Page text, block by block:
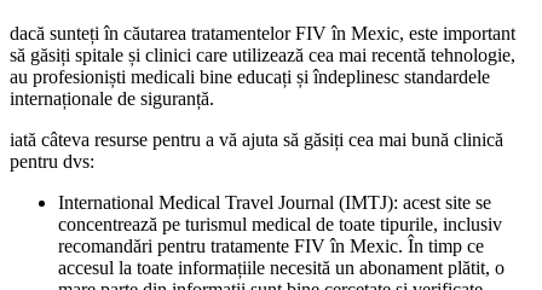
dacă sunteți în căutarea tratamentelor FIV în Mexic, este important
să găsiți spitale și clinici care utilizează cea mai recentă tehnologie,
au profesioniști medicali bine educați și îndeplinesc standardele
internaționale de siguranță.
iată câteva resurse pentru a vă ajuta să găsiți cea mai bună clinică
pentru dvs:
International Medical Travel Journal (IMTJ): acest site se
concentrează pe turismul medical de toate tipurile, inclusiv
recomandări pentru tratamente FIV în Mexic. În timp ce
accesul la toate informațiile necesită un abonament plătit, o